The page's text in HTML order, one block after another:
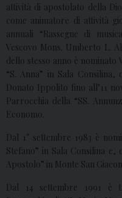
attività di apostolato della
come animatore di attività
annuali “Rassegne di
Vescovo Mons. Umberto L.
dello stesso anno è
“S. Anna” in Sala
Donato Ippolito fino all’11
Parrocchia della “SS.
Economo.
Dal 1° settembre 1983 è
Stefano” in Sala Consilina e,
Apostolo” in Monte San
Dal 14 settembre 1991 è